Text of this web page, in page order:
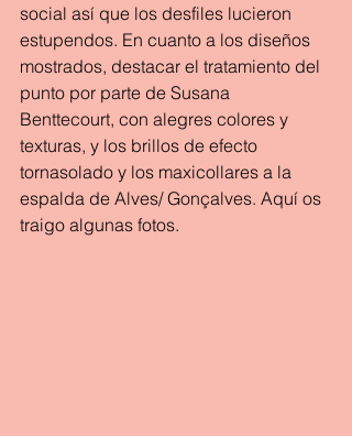
social así que los desfiles lucieron
estupendos. En cuanto a los diseños
mostrados, destacar el tratamiento del
punto por parte de Susana
Benttecourt, con alegres colores y
texturas, y los brillos de efecto
tornasolado y los maxicollares a la
espalda de Alves/ Gonçalves. Aquí os
traigo algunas fotos.